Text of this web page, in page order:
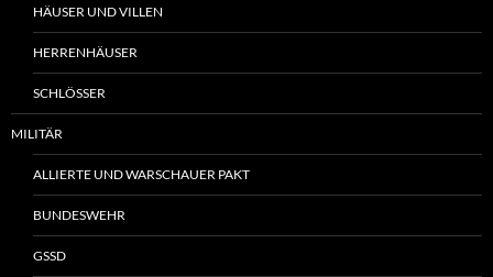
HÄUSER UND VILLEN
HERRENHÄUSER
SCHLÖSSER
MILITÄR
ALLIERTE UND WARSCHAUER PAKT
BUNDESWEHR
GSSD